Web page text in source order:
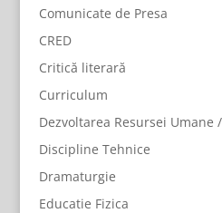
Comunicate de Presa
CRED
Critică literară
Curriculum
Dezvoltarea Resursei Umane
Discipline Tehnice
Dramaturgie
Educatie Fizica